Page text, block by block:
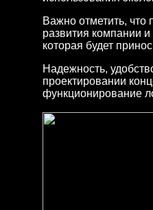
Важно отметить, что
развития компании
которая будет
Надежность,
проектировании
функционирование